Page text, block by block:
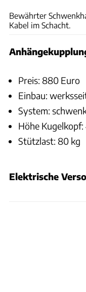
Bewährter
Kabel im Schacht.
Preis: 880 Euro
Einbau:
System:
Höhe Kugelkopf:
Stützlast: 80 kg
Elektrische